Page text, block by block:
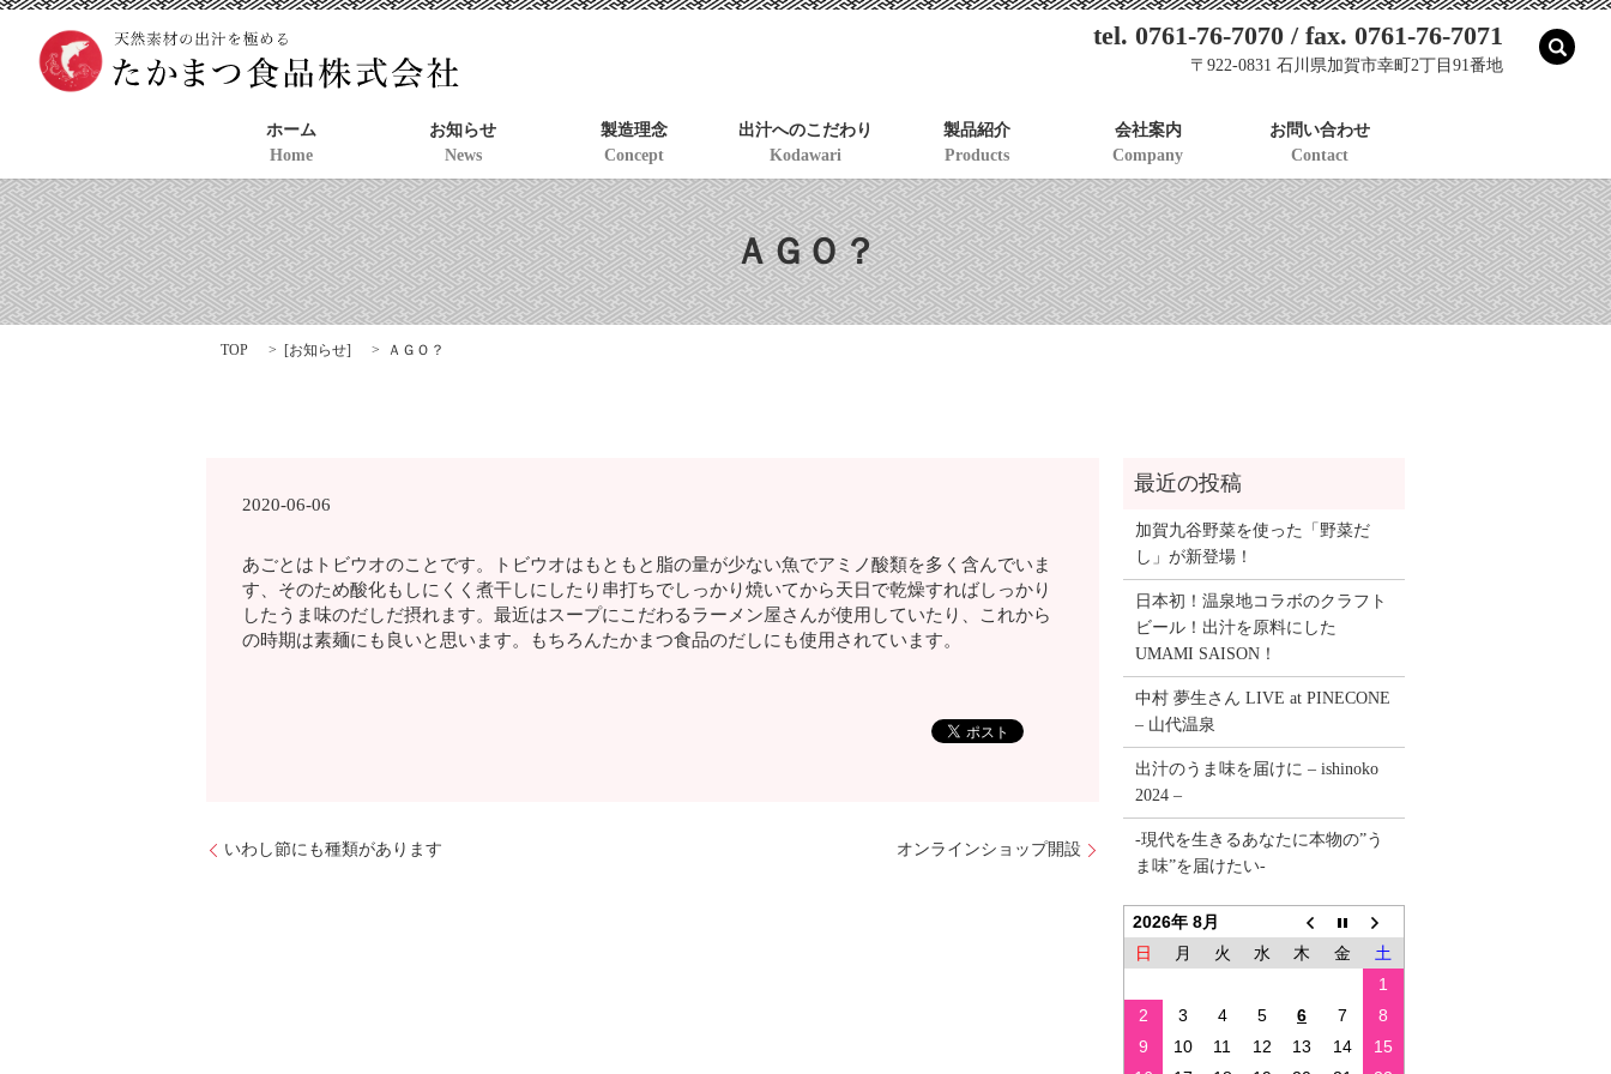
tel. 0761-76-7070 / fax. 0761-76-7071
〒922-0831 石川県加賀市幸町2丁目91番地
ホーム
Home
お知らせ
News
製造理念
Concept
出汁へのこだわり
Kodawari
製品紹介
Products
会社案内
Company
お問い合わせ
Contact
ＡＧＯ？
TOP [お知らせ] ＡＧＯ？
2020-06-06
あごとはトビウオのことです。トビウオはもともと脂の量が少ない魚でアミノ酸類を多く含んでいま
す、そのため酸化もしにくく煮干しにしたり串打ちでしっかり焼いてから天日で乾燥すればしっかり
したうま味のだしだ摂れます。最近はスープにこだわるラーメン屋さんが使用していたり、これから
の時期は素麺にも良いと思います。もちろんたかまつ食品のだしにも使用されています。
いわし節にも種類があります オンラインショップ開設
加賀九谷野菜を使った「野菜だ
し」が新登場！
日本初！温泉地コラボのクラフト
ビール！出汁を原料にした
UMAMI SAISON！
中村 夢生さん LIVE at PINECONE
– 山代温泉
出汁のうま味を届けに – ishinoko
2024 –
-現代を生きるあなたに本物の”う
ま味”を届けたい-
2026年 8月
日
月 火 水 木 金
土
1
2
3 4 5 6 7
8
9
10 11 12 13 14
15